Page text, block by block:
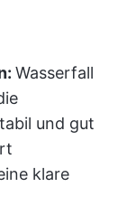
Wasserfall
und gut
klare